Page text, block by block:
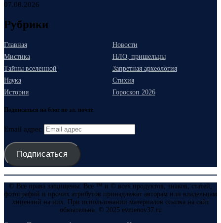
07.08.2026
Рубрики
Главная
Новости
Мистика
НЛО, пришельцы
Тайны вселенной
Запретная археология
Наука
Стихия
История
Гороскоп 2026
Подписаться на блог по эл. почте
Email адрес
Подписаться
© Все права защищены. Все ™ и © всех продуктов, знаков, статей,
фотографий и прочих атрибутов принадлежат авторам или владельцам
лицензий на них. При использовании материалов ссылка на сайт
обязательна. © 2025 evmenov37.ru